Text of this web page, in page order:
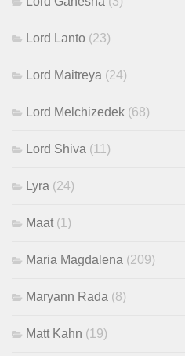
Lord Lanto (23)
Lord Maitreya (24)
Lord Melchizedek (68)
Lord Shiva (11)
Lyra (24)
Maat (1)
Maria Magdalena (209)
Maryann Rada (8)
Matt Kahn (19)